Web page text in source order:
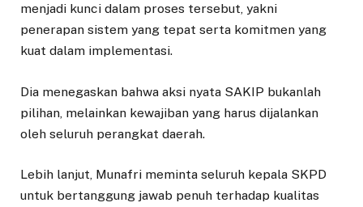
menjadi kunci dalam proses tersebut, yakni
penerapan sistem yang tepat serta komitmen yang
kuat dalam implementasi.
Dia menegaskan bahwa aksi nyata SAKIP bukanlah
pilihan, melainkan kewajiban yang harus dijalankan
oleh seluruh perangkat daerah.
Lebih lanjut, Munafri meminta seluruh kepala SKPD
untuk bertanggung jawab penuh terhadap kualitas